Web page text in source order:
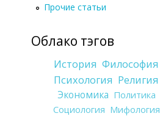
Прочие статьи
Облако тэгов
История Философия
Психология Религия
Экономика Политика
Социология Мифология